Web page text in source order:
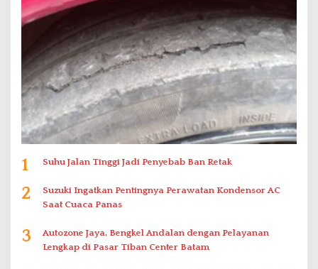
1 Suhu Jalan Tinggi Jadi Penyebab Ban Retak
2
Suzuki Ingatkan Pentingnya Perawatan Kondensor AC
Saat Cuaca Panas
3
Autozone Jaya, Bengkel Andalan dengan Pelayanan
Lengkap di Pasar Tiban Center Batam